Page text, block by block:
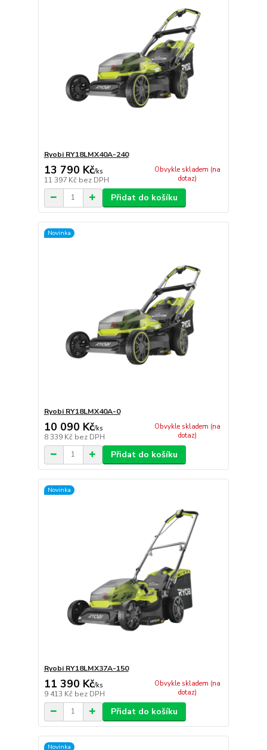
Ryobi RY18LMX40A-240
13 790 Kč/ks
11 397 Kč bez DPH
Obvykle skladem (na
dotaz)
Přidat do košíku
Novinka
Ryobi RY18LMX40A-0
10 090 Kč/ks
8 339 Kč bez DPH
Obvykle skladem (na
dotaz)
Přidat do košíku
Novinka
Ryobi RY18LMX37A-150
11 390 Kč/ks
9 413 Kč bez DPH
Obvykle skladem (na
dotaz)
Přidat do košíku
Novinka